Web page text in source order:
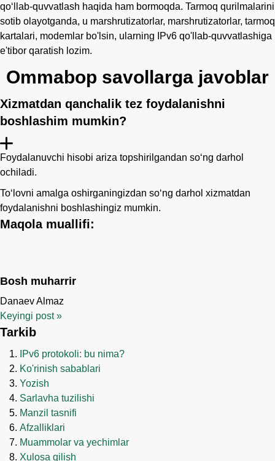
qoʻllab-quvvatlash haqida ham bormoqda. Tarmoq qurilmalarini
sotib olayotganda, u marshrutizatorlar, marshrutizatorlar, tarmoq
kartalari, modemlar bo'lsin, ularning IPv6 qo'llab-quvvatlashiga
e'tibor qaratish lozim.
Ommabop savollarga javoblar
Xizmatdan qanchalik tez foydalanishni
boshlashim mumkin?
Foydalanuvchi hisobi ariza topshirilgandan so‘ng darhol
ochiladi.
Toʻlovni amalga oshirganingizdan soʻng darhol xizmatdan
foydalanishni boshlashingiz mumkin.
Maqola muallifi:
Bosh muharrir
Danaev Almaz
Keyingi post»
Tarkib
IPv6 protokoli: bu nima?
Ko'rinish sabablari
Yozish
Sarlavha tuzilishi
Manzil tasnifi
Afzalliklari
Muammolar va yechimlar
Xulosa qilish